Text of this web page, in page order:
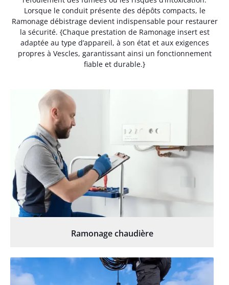
Lorsque le conduit présente des dépôts compacts, le
Ramonage débistrage devient indispensable pour restaurer
la sécurité. {Chaque prestation de Ramonage insert est
adaptée au type d’appareil, à son état et aux exigences
propres à Vescles, garantissant ainsi un fonctionnement
fiable et durable.}
Ramonage chaudière